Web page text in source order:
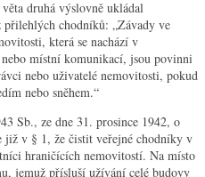
druhá výslovně ukládal
chodníků: „Závady ve
která se nachází v
místní komunikací, jsou povinni
nebo uživatelé nemovitosti, pokud
nebo sněhem.“
Sb., ze dne 31. prosince 1942, o
již v § 1, že čistit veřejné chodníky v
hraničících nemovitostí. Na místo
jemuž přísluší užívání celé budovy